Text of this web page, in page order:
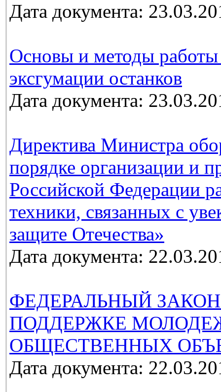
Дата документа:
Основы и методы
эксгумации останков
Дата документа:
Директива Министра
порядке организации и
Российской Федерации
техники, связанных с
защите Отечества»
Дата документа:
ФЕДЕРАЛЬНЫЙ
ПОДДЕРЖКЕ
ОБЩЕСТВЕННЫХ
Дата документа: